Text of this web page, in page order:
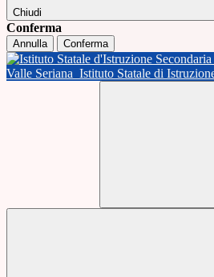
Chiudi
Conferma
Annulla Conferma
Valle Seriana Istituto Statale di